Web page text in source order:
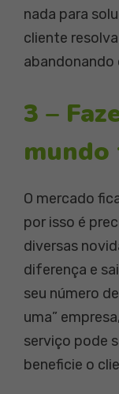
nada para
cliente
abandonando
3 –
mundo
O mercado
por isso é
diversas
diferença e
seu número
uma”
serviço pode
beneficie o